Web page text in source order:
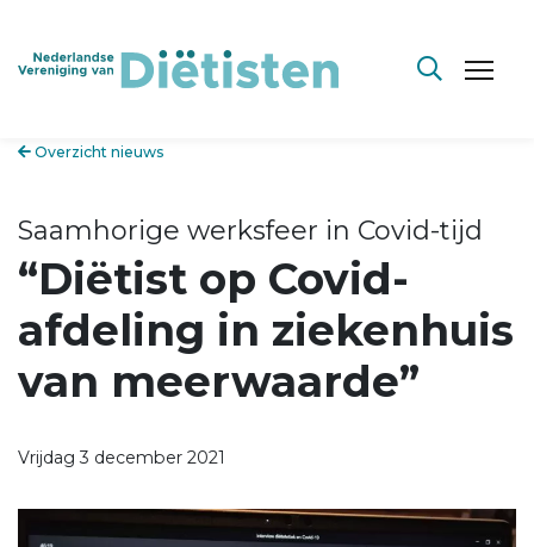
Overzicht nieuws
Saamhorige werksfeer in Covid-tijd
“Diëtist op Covid-
afdeling in ziekenhuis
van meerwaarde”
Vrijdag 3 december 2021